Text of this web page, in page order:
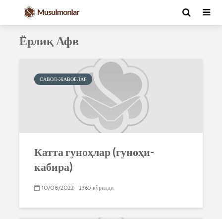
Ёрлиқ Афв
САВОЛ-ЖАВОБЛАР
Катта гуноҳлар (гуноҳи-
кабира)
10/08/2022 2365 кўрилди